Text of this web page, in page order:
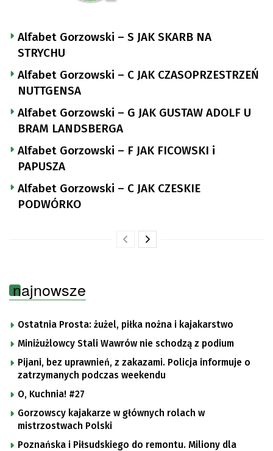
Alfabet Gorzowski – S JAK SKARB NA
STRYCHU
Alfabet Gorzowski – C JAK CZASOPRZESTRZEŃ
NUTTGENSA
Alfabet Gorzowski – G JAK GUSTAW ADOLF U
BRAM LANDSBERGA
Alfabet Gorzowski – F JAK FICOWSKI i
PAPUSZA
Alfabet Gorzowski – C JAK CZESKIE
PODWÓRKO
najnowsze
Ostatnia Prosta: żużel, piłka nożna i kajakarstwo
Miniżużlowcy Stali Wawrów nie schodzą z podium
Pijani, bez uprawnień, z zakazami. Policja informuje o
zatrzymanych podczas weekendu
O, Kuchnia! #27
Gorzowscy kajakarze w głównych rolach w
mistrzostwach Polski
Poznańska i Piłsudskiego do remontu. Miliony dla